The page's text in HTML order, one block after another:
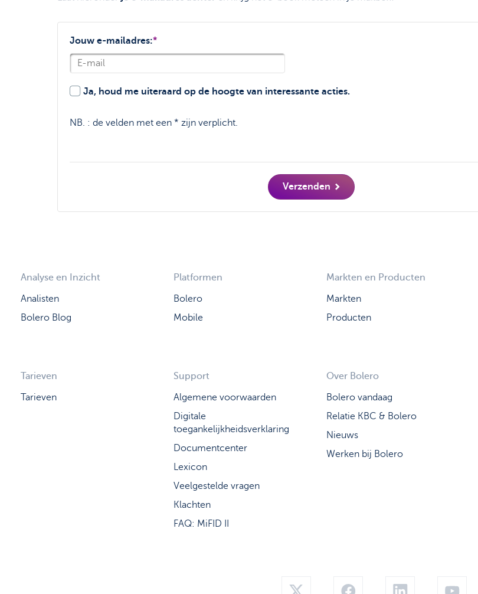
Jouw e-mailadres:*
Ja, houd me uiteraard op de hoogte van interessante acties.
NB. : de velden met een * zijn verplicht.
Verzenden
Analyse en Inzicht
Analisten
Bolero Blog
Platformen
Bolero
Mobile
Markten en Producten
Markten
Producten
Tarieven
Tarieven
Support
Algemene voorwaarden
Digitale
toegankelijkheidsverklaring
Documentcenter
Lexicon
Veelgestelde vragen
Klachten
FAQ: MiFID II
Over Bolero
Bolero vandaag
Relatie KBC & Bolero
Nieuws
Werken bij Bolero